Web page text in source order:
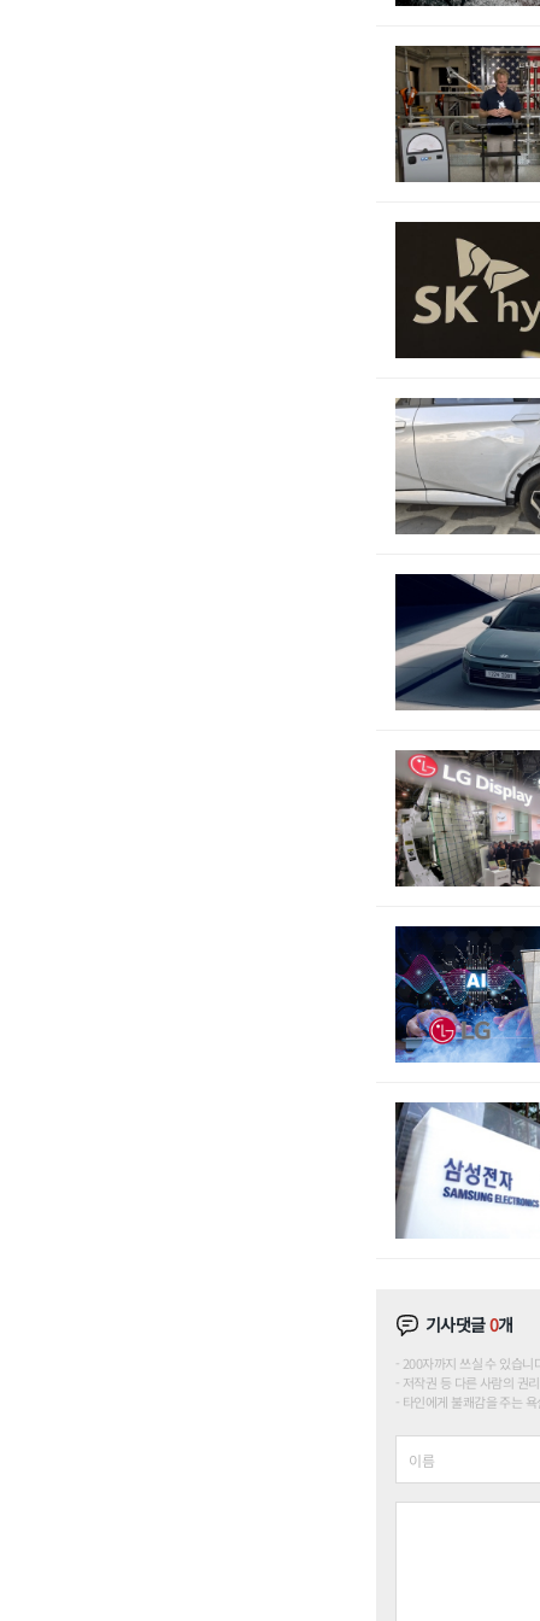
기사댓글0개
200자까지 쓰실 수 있습
저작권 등 다른 사람의 권
타인에게 불쾌감을 주는